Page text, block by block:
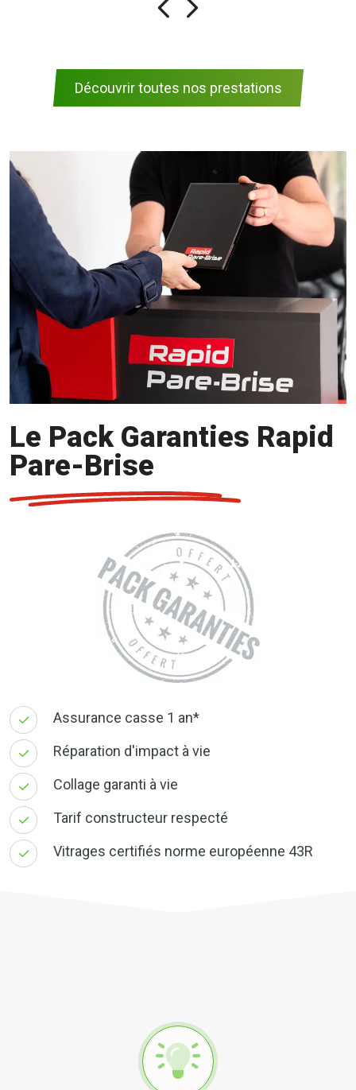
Découvrir toutes nos prestations
Le Pack Garanties Rapid
Pare-Brise
Assurance casse 1 an*
Réparation d'impact à vie
Collage garanti à vie
Tarif constructeur respecté
Vitrages certifiés norme européenne 43R